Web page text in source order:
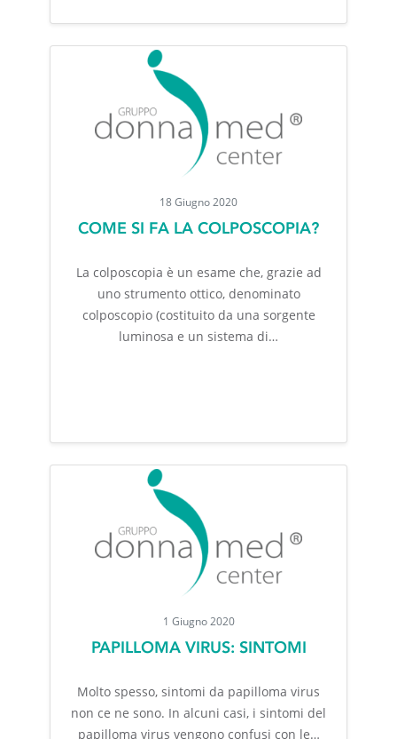
18 Giugno 2020
COME SI FA LA COLPOSCOPIA?
La colposcopia è un esame che, grazie ad
uno strumento ottico, denominato
colposcopio (costituito da una sorgente
luminosa e un sistema di…
1 Giugno 2020
PAPILLOMA VIRUS: SINTOMI
Molto spesso, sintomi da papilloma virus
non ce ne sono. In alcuni casi, i sintomi del
papilloma virus vengono confusi con le…